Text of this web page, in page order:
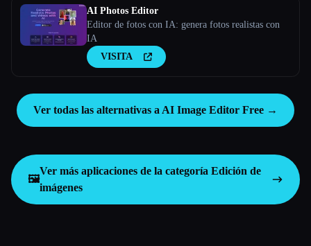
AI Photos Editor
Editor de fotos con IA: genera fotos realistas con
IA
VISITA
Ver todas las alternativas a AI Image Editor Free →
🖼️
Ver más aplicaciones de la categoría Edición de
imágenes